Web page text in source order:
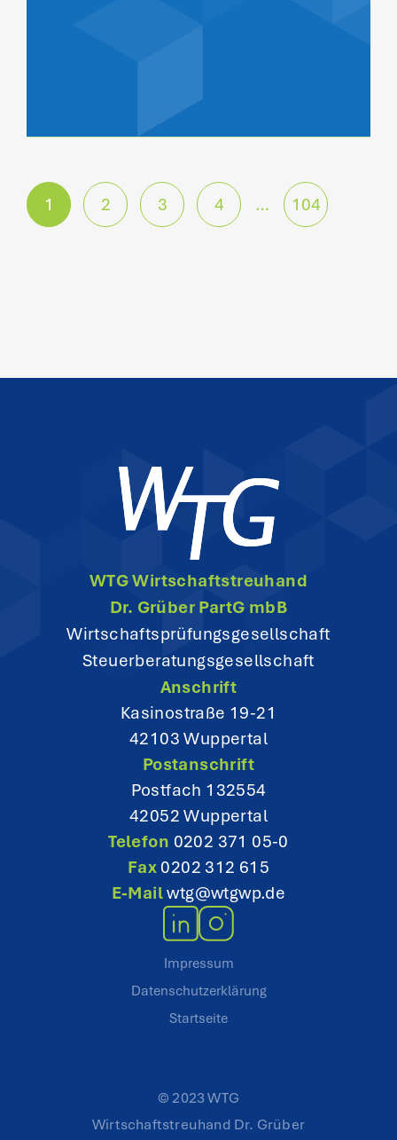
P
o
1 2 3 4 … 104
WTG Wirtschaftstreuhand
Dr. Grüber PartG mbB
Wirtschaftsprüfungsgesellschaft
Steuerberatungsgesellschaft
Anschrift
Kasinostraße 19-21
42103 Wuppertal
Postanschrift
Postfach 132554
42052 Wuppertal
Telefon 0202 371 05-0
Fax 0202 312 615
E-Mailwtg@wtgwp.de
Impressum
Datenschutzerklärung
Startseite
© 2023 WTG
Wirtschaftstreuhand Dr. Grüber